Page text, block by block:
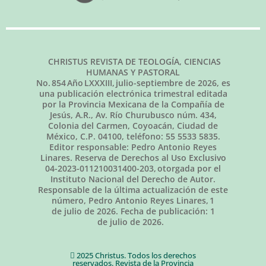
CHRISTUS REVISTA DE TEOLOGÍA, CIENCIAS
HUMANAS Y PASTORAL
No.854Año LXXXIII, julio-septiembre de 2026, es
una publicación electrónica trimestral editada
por la Provincia Mexicana de la Compañía de
Jesús, A.R., Av. Río Churubusco núm. 434,
Colonia del Carmen, Coyoacán, Ciudad de
México, C.P. 04100, teléfono: 55 5533 5835.
Editor responsable: Pedro Antonio Reyes
Linares. Reserva de Derechos al Uso Exclusivo
04-2023-011210031400-203, otorgada por el
Instituto Nacional del Derecho de Autor.
Responsable de la última actualización de este
número, Pedro Antonio Reyes Linares, 1
de julio de 2026. Fecha de publicación: 1
de julio de 2026.
2025 Christus. Todos los derechos
reservados. Revista de la Provincia